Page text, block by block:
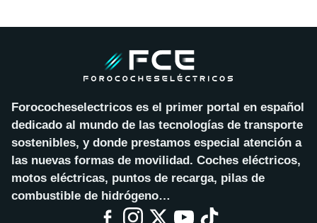
Forococheselectricos es el primer portal en español
dedicado al mundo de las tecnologías de transporte
sostenibles, y donde prestamos especial atención a
las nuevas formas de movilidad. Coches eléctricos,
motos eléctricas, puntos de recarga, pilas de
combustible de hidrógeno…